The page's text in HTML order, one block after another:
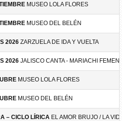
MUSEO LOLA FLORES
MUSEO DEL BELÉN
2026 ZARZUELA DE IDA Y VUELTA
2026 JALISCO CANTA - MARIACHI
MUSEO LOLA FLORES
MUSEO DEL BELÉN
– CICLO LÍRICA EL AMOR BRUJO / LA